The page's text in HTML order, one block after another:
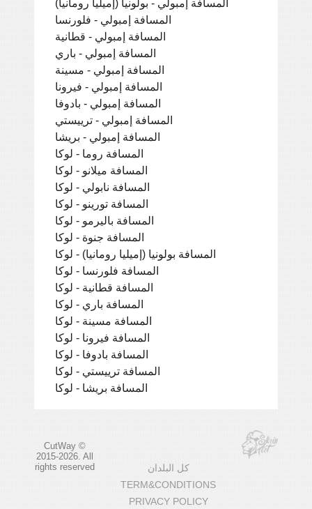
المسافة إمبولي - بولونيا (إميليا رومانيا)
المسافة إمبولي - فلورنسا
المسافة إمبولي - قطانية
المسافة إمبولي - باري
المسافة إمبولي - مسينة
المسافة إمبولي - فيرونا
المسافة إمبولي - بادوفا
المسافة إمبولي - ترييستي
المسافة إمبولي - بريشا
المسافة روما - لوكا
المسافة ميلانو - لوكا
المسافة نابولي - لوكا
المسافة تورينو - لوكا
المسافة باليرمو - لوكا
المسافة جنوة - لوكا
المسافة بولونيا (إميليا رومانيا) - لوكا
المسافة فلورنسا - لوكا
المسافة قطانية - لوكا
المسافة باري - لوكا
المسافة مسينة - لوكا
المسافة فيرونا - لوكا
المسافة بادوفا - لوكا
المسافة ترييستي - لوكا
المسافة بريشا - لوكا
CutWay ©
2015-2026. All
rights reserved
كل البلدان
TERM&CONDITIONS
PRIVACY POLICY